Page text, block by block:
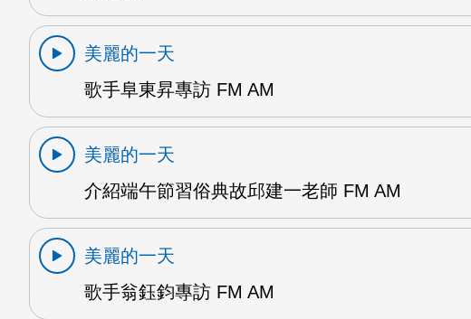
美麗的一天
歌手阜東昇專訪 FM AM
美麗的一天
介紹端午節習俗典故邱建一老師 FM AM
美麗的一天
歌手翁鈺鈞專訪 FM AM